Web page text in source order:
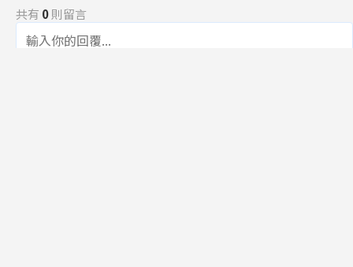
共有 0則留言